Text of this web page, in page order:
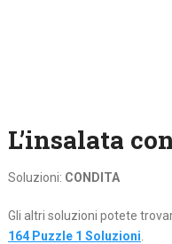
L’insalata
Soluzioni: CONDITA
Gli altri soluzioni potete
164 Puzzle 1 Soluzioni.